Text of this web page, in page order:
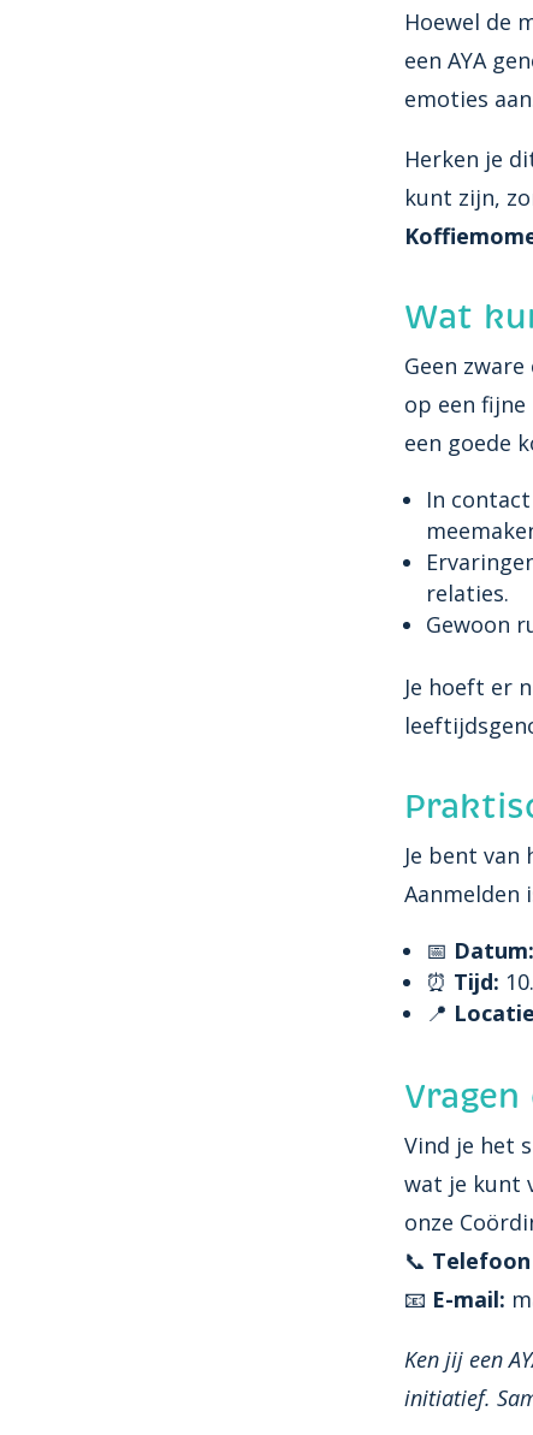
Hoewel de
een AYA
emoties
Herken je
kunt zijn,
Wat
Geen
op een
een goede
In
relaties.
Gewoon
Je hoeft er
Je bent
Aanmelden
📅 Datum:
⏰ Tijd:
📍
Vind je het
wat je kunt
onze
📞
📧 E-mail:
Ken jij een
initiatief.